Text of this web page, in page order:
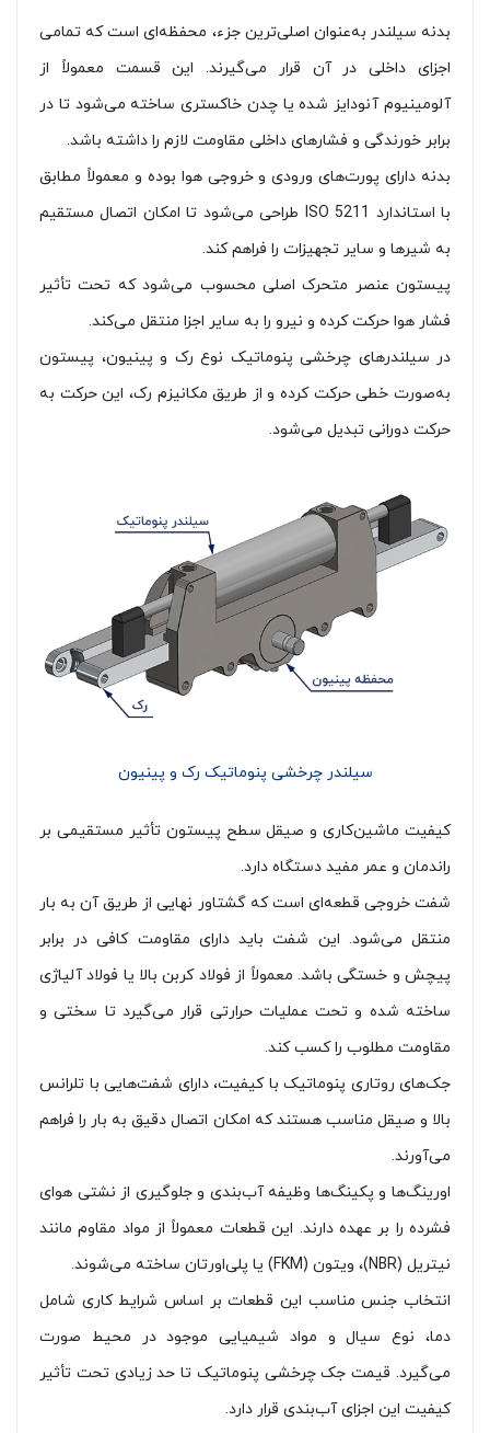
بدنه سیلندر به‌عنوان اصلی‌ترین جزء، محفظه‌ای است که تمامی
اجزای داخلی در آن قرار می‌گیرند. این قسمت معمولاً از
آلومینیوم آنودایز شده یا چدن خاکستری ساخته می‌شود تا در
برابر خورندگی و فشارهای داخلی مقاومت لازم را داشته باشد.
بدنه دارای پورت‌های ورودی و خروجی هوا بوده و معمولاً مطابق
با استاندارد ISO 5211 طراحی می‌شود تا امکان اتصال مستقیم
به شیرها و سایر تجهیزات را فراهم کند.
پیستون عنصر متحرک اصلی محسوب می‌شود که تحت تأثیر
فشار هوا حرکت کرده و نیرو را به سایر اجزا منتقل می‌کند.
در سیلندرهای چرخشی پنوماتیک نوع رک و پینیون، پیستون
به‌صورت خطی حرکت کرده و از طریق مکانیزم رک، این حرکت به
حرکت دورانی تبدیل می‌شود.
سیلندر چرخشی پنوماتیک رک و پینیون
کیفیت ماشین‌کاری و صیقل سطح پیستون تأثیر مستقیمی بر
راندمان و عمر مفید دستگاه دارد.
شفت خروجی قطعه‌ای است که گشتاور نهایی از طریق آن به بار
منتقل می‌شود. این شفت باید دارای مقاومت کافی در برابر
پیچش و خستگی باشد. معمولاً از فولاد کربن بالا یا فولاد آلیاژی
ساخته شده و تحت عملیات حرارتی قرار می‌گیرد تا سختی و
مقاومت مطلوب را کسب کند.
جک‌های روتاری پنوماتیک با کیفیت، دارای شفت‌هایی با تلرانس
بالا و صیقل مناسب هستند که امکان اتصال دقیق به بار را فراهم
می‌آورند.
اورینگ‌ها و پکینگ‌ها وظیفه آب‌بندی و جلوگیری از نشتی هوای
فشرده را بر عهده دارند. این قطعات معمولاً از مواد مقاوم مانند
نیتریل (NBR)، ویتون (FKM) یا پلی‌اورتان ساخته می‌شوند.
انتخاب جنس مناسب این قطعات بر اساس شرایط کاری شامل
دما، نوع سیال و مواد شیمیایی موجود در محیط صورت
می‌گیرد. قیمت جک چرخشی پنوماتیک تا حد زیادی تحت تأثیر
کیفیت این اجزای آب‌بندی قرار دارد.